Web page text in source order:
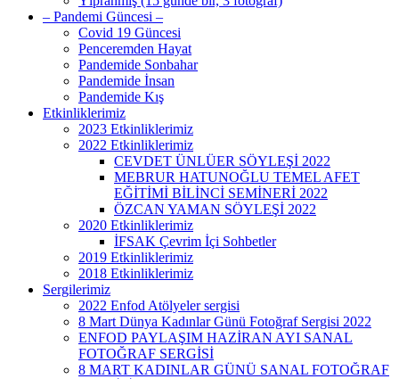
– Pandemi Güncesi –
Covid 19 Güncesi
Penceremden Hayat
Pandemide Sonbahar
Pandemide İnsan
Pandemide Kış
Etkinliklerimiz
2023 Etkinliklerimiz
2022 Etkinliklerimiz
CEVDET ÜNLÜER SÖYLEŞİ 2022
MEBRUR HATUNOĞLU TEMEL AFET
EĞİTİMİ BİLİNCİ SEMİNERİ 2022
ÖZCAN YAMAN SÖYLEŞİ 2022
2020 Etkinliklerimiz
İFSAK Çevrim İçi Sohbetler
2019 Etkinliklerimiz
2018 Etkinliklerimiz
Sergilerimiz
2022 Enfod Atölyeler sergisi
8 Mart Dünya Kadınlar Günü Fotoğraf Sergisi 2022
ENFOD PAYLAŞIM HAZİRAN AYI SANAL
FOTOĞRAF SERGİSİ
8 MART KADINLAR GÜNÜ SANAL FOTOĞRAF